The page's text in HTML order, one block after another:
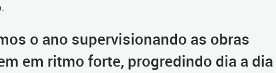
o ano supervisionando as obras
em ritmo forte, progredindo dia a dia